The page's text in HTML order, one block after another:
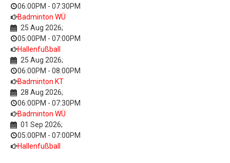
06:00PM - 07:30PM
Badminton WÜ
25 Aug 2026;
05:00PM - 07:00PM
Hallenfußball
25 Aug 2026;
06:00PM - 08:00PM
Badminton KT
28 Aug 2026;
06:00PM - 07:30PM
Badminton WÜ
01 Sep 2026;
05:00PM - 07:00PM
Hallenfußball